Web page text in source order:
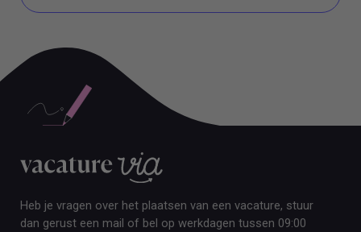
Heb je vragen over het plaatsen van een vacature, stuur
dan gerust een mail of bel op werkdagen tussen 09:00